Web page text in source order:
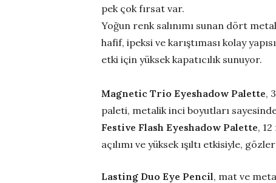
pek çok fırsat var.
Yoğun renk salınımı sunan dört
hafif, ipeksi ve karıştıması kolay
etki için yüksek kapatıcılık sunuyor.
Magnetic Trio Eyeshadow Palette,
paleti, metalik inci boyutları
Festive Flash Eyeshadow Palette,
açılımı ve yüksek ışıltı etkisiyle,
Lasting Duo Eye Pencil, mat ve